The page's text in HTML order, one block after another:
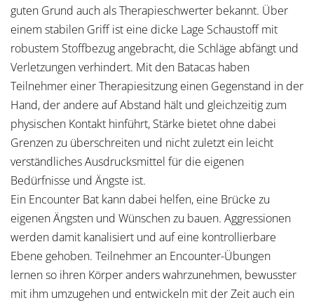
guten Grund auch als Therapieschwerter bekannt. Über
einem stabilen Griff ist eine dicke Lage Schaustoff mit
robustem Stoffbezug angebracht, die Schläge abfängt und
Verletzungen verhindert. Mit den Batacas haben
Teilnehmer einer Therapiesitzung einen Gegenstand in der
Hand, der andere auf Abstand hält und gleichzeitig zum
physischen Kontakt hinführt, Stärke bietet ohne dabei
Grenzen zu überschreiten und nicht zuletzt ein leicht
verständliches Ausdrucksmittel für die eigenen
Bedürfnisse und Ängste ist.
Ein Encounter Bat kann dabei helfen, eine Brücke zu
eigenen Ängsten und Wünschen zu bauen. Aggressionen
werden damit kanalisiert und auf eine kontrollierbare
Ebene gehoben. Teilnehmer an Encounter-Übungen
lernen so ihren Körper anders wahrzunehmen, bewusster
mit ihm umzugehen und entwickeln mit der Zeit auch ein